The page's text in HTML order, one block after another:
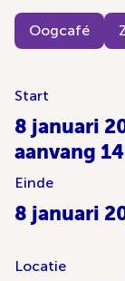
Oogcafé
Start
8 januari
aanvang
Einde
8 januari
Locatie